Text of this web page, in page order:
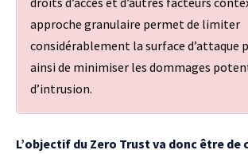
approche granulaire permet de limiter
considérablement la surface
ainsi de minimiser les dommages
d’intrusion.
L’objectif du Zero Trust va donc être de